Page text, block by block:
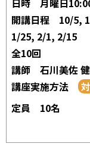
開講日程
10/5,
1/25, 2/1, 2/15
全10回
講師
石川美佐
講座実施方法
定員
10名